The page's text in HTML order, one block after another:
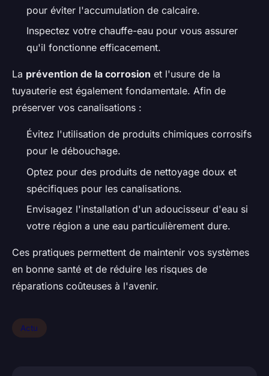
pour éviter l'accumulation de calcaire.
Inspectez votre chauffe-eau pour vous assurer
qu'il fonctionne efficacement.
La prévention de la corrosion et l'usure de la
tuyauterie est également fondamentale. Afin de
préserver vos canalisations :
Évitez l'utilisation de produits chimiques corrosifs
pour le débouchage.
Optez pour des produits de nettoyage doux et
spécifiques pour les canalisations.
Envisagez l'installation d'un adoucisseur d'eau si
votre région a une eau particulièrement dure.
Ces pratiques permettent de maintenir vos systèmes
en bonne santé et de réduire les risques de
réparations coûteuses à l'avenir.
Actu